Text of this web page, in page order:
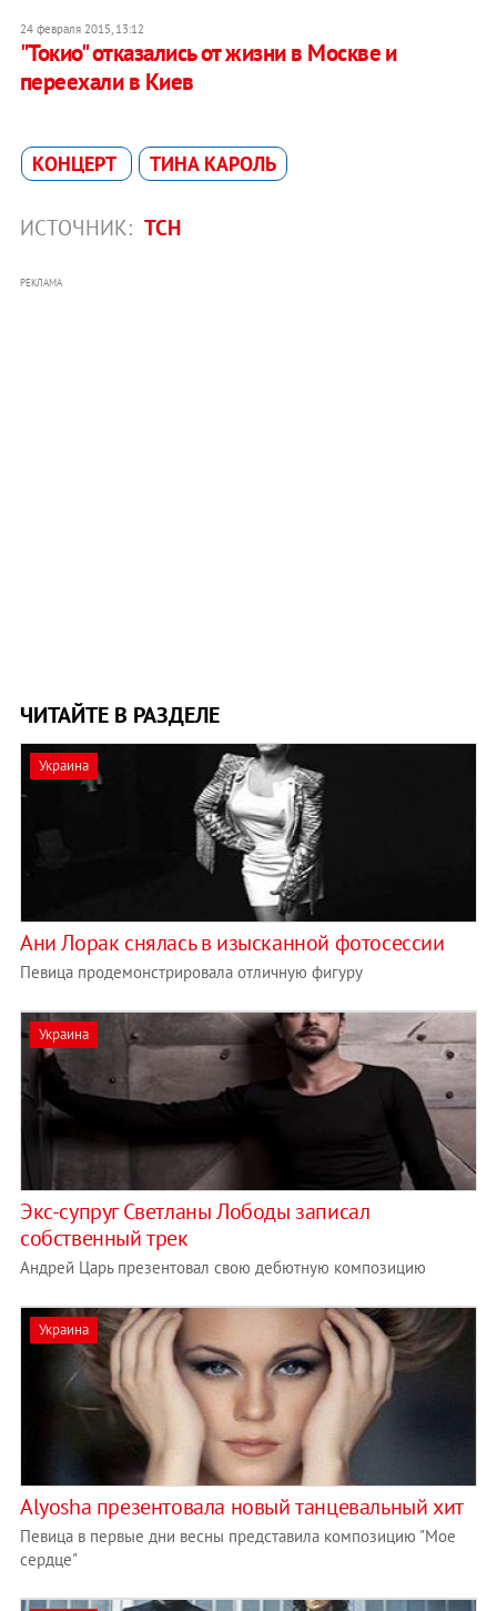
24 февраля 2015, 13:12
"Токио" отказались от жизни в Москве и
переехали в Киев
КОНЦЕРТ ТИНА КАРОЛЬ
ИСТОЧНИК: ТСН
РЕКЛАМА
ЧИТАЙТЕ В РАЗДЕЛЕ
Украина
Ани Лорак снялась в изысканной фотосессии
Певица продемонстрировала отличную фигуру
Украина
Экс-супруг Светланы Лободы записал
собственный трек
Андрей Царь презентовал свою дебютную композицию
Украина
Alyosha презентовала новый танцевальный хит
Певица в первые дни весны представила композицию "Мое
сердце"